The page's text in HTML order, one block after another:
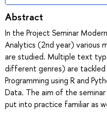
Abstract
In the Project Seminar
Analytics (2nd year) various
are studied. Multiple text
different genres) are
Programming using R and
Data. The aim of the
put into practice familiar as